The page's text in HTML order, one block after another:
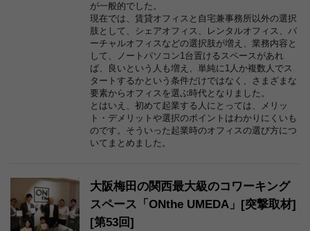
が一般的でした。
現在では、賃貸オフィスと自宅兼事務所以外の選択
肢として、シェアオフィス、レンタルオフィス、バ
ーチャルオフィスなどの選択肢が増え、業務内容と
して、ノートパソコン1台置けるスペースがあれ
ば、良いという人も増え、単純に1人か複数人でス
タートするかという条件だけではなく、さまざまな
要素からオフィスを選ぶ時代となりました。
とはいえ、初めて起業する人にとっては、メリッ
ト・デメリットや選択のポイントはわかりにくいも
のです。そういった起業時のオフィスの選び方につ
いてまとめました。
大阪梅田の関西最大級のコワーキング
スペース「ONthe UMEDA」[突撃取材]
[第53回]